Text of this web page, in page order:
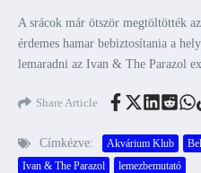
A srácok már ötször megtöltötték
érdemes hamar bebiztosítania a
lemaradni az Ivan & The Parazol
Share Article
Címkézve: Akvárium Klub
Ivan & The Parazol
lemezbemutató